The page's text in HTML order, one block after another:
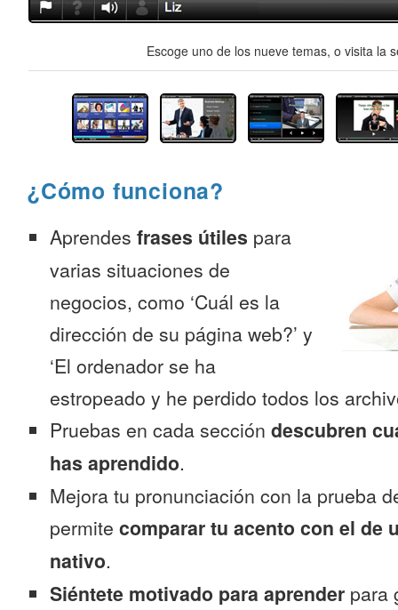
Escoge uno de los nueve temas, o visita la
¿Cómo funciona?
Aprendes frases útiles para
varias situaciones de
negocios, como ‘Cuál es la
dirección de su página web?’ y
‘El ordenador se ha
estropeado y he perdido todos los
Pruebas en cada sección descubren
has aprendido.
Mejora tu pronunciación con la prueba
permite comparar tu acento con el de
nativo.
Siéntete motivado para aprender para